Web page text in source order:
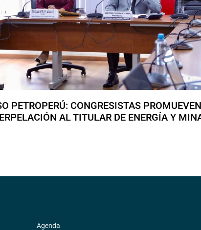
PETROPERÚ: CONGRESISTAS PROMUEVEN
AL TITULAR DE ENERGÍA Y
Agenda